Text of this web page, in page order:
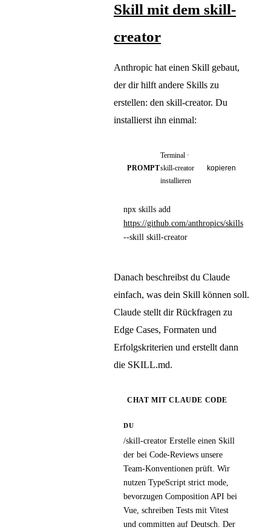
Skill mit dem skill-
creator
Anthropic hat einen Skill gebaut,
der dir hilft andere Skills zu
erstellen: den skill-creator. Du
installierst ihn einmal:
PROMPT
Terminal ·
skill-creator
installieren
kopieren
npx skills add
https://github.com/anthropics/skills
--skill skill-creator
Danach beschreibst du Claude
einfach, was dein Skill können soll.
Claude stellt dir Rückfragen zu
Edge Cases, Formaten und
Erfolgskriterien und erstellt dann
die SKILL.md.
CHAT MIT CLAUDE CODE
DU
/skill-creator Erstelle einen Skill
der bei Code-Reviews unsere
Team-Konventionen prüft. Wir
nutzen TypeScript strict mode,
bevorzugen Composition API bei
Vue, schreiben Tests mit Vitest
und committen auf Deutsch. Der